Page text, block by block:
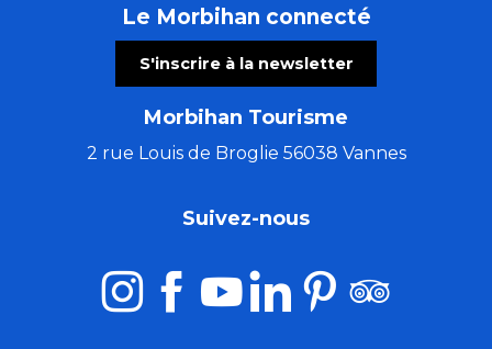
Le Morbihan connecté
S'inscrire à la newsletter
Morbihan Tourisme
2 rue Louis de Broglie 56038 Vannes
Suivez-nous